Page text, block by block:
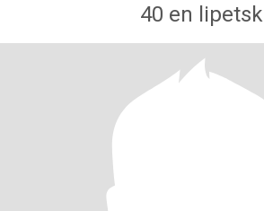
40 en lipetsk